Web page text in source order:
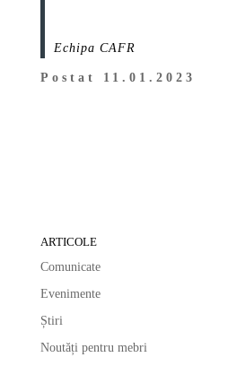
Echipa CAFR
Postat 11.01.2023
ARTICOLE
Comunicate
Evenimente
Știri
Noutăți pentru mebri